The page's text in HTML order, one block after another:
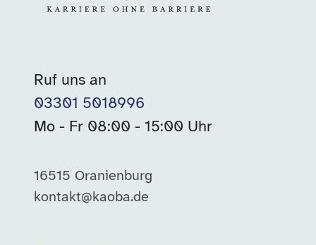
Ruf uns an
03301 5018996
Mo - Fr 08:00 - 15:00 Uhr
16515 Oranienburg
kontakt@kaoba.de